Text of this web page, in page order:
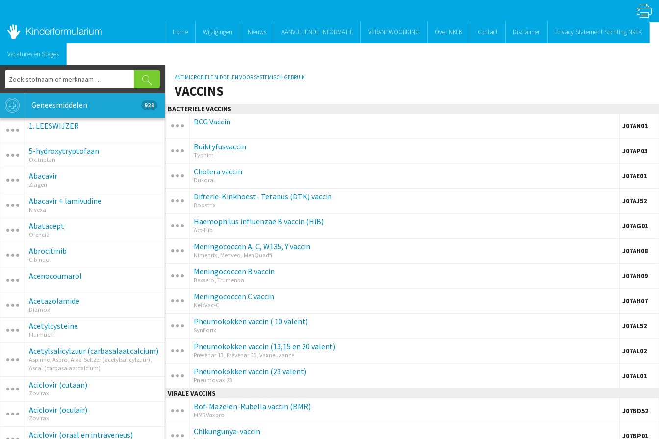
Home Wijzigingen Nieuws AANVULLENDE INFORMATIE VERANTWOORDING Over NKFK Contact Disclaimer Privacy Statement Stichting NKFK
Vacatures en Stages
Geneesmiddelen 928
1. LEESWIJZER
5-hydroxytryptofaan
Oxitriptan
Abacavir
Ziagen
Abacavir + lamivudine
Kivexa
Abatacept
Orencia
Abrocitinib
Cibinqo
Acenocoumarol
Acetazolamide
Diamox
Acetylcysteine
Fluimucil
Acetylsalicylzuur (carbasalaatcalcium)
Aspirine, Aspro, Alka-Seltzer (acetylsalicylzuur),
Ascal (carbasalaatcalcium)
Aciclovir (cutaan)
Zovirax
Aciclovir (oculair)
Zovirax
Aciclovir (oraal en intraveneus)
ANTIMICROBIELE MIDDELEN VOOR SYSTEMISCH GEBRUIK
VACCINS
BACTERIELE VACCINS
BCG Vaccin J07AN01
Buiktyfusvaccin
Typhim J07AP03
Cholera vaccin
Dukoral J07AE01
Difterie-Kinkhoest- Tetanus (DTK) vaccin
Boostrix J07AJ52
Haemophilus influenzae B vaccin (HiB)
Act-Hib J07AG01
Meningococcen A, C, W135, Y vaccin
Nimenrix, Menveo, MenQuadfi J07AH08
Meningococcen B vaccin
Bexsero, Trumenba J07AH09
Meningococcen C vaccin
NeisVac-C J07AH07
Pneumokokken vaccin ( 10 valent)
Synflorix J07AL52
Pneumokokken vaccin (13,15 en 20 valent)
Prevenar 13, Prevenar 20, Vaxneuvance J07AL02
Pneumokokken vaccin (23 valent)
Pneumovax 23
J07AL01
VIRALE VACCINS
Bof-Mazelen-Rubella vaccin (BMR)
MMRVaxpro J07BD52
Chikungunya-vaccin J07BP01